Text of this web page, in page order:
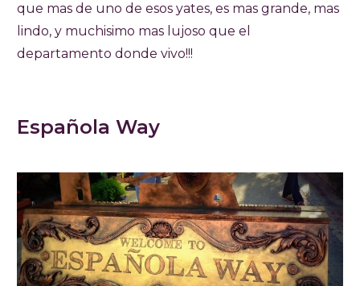
que mas de uno de esos yates, es mas grande, mas
lindo, y muchisimo mas lujoso que el
departamento donde vivo!!!
Española Way